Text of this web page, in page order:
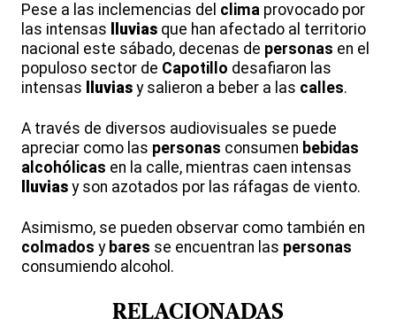
Pese a las inclemencias del clima provocado por
las intensas
lluvias que han afectado al territorio
nacional este sábado, decenas de personas en el
populoso sector de Capotillo desafiaron las
intensas
lluvias y salieron a beber a las calles.
A través de diversos audiovisuales se puede
apreciar como las personas consumen bebidas
alcohólicas en la calle, mientras caen intensas
lluvias y son azotados por las ráfagas de viento.
Asimismo, se pueden observar como también en
colmados y bares se encuentran las personas
consumiendo alcohol.
RELACIONADAS